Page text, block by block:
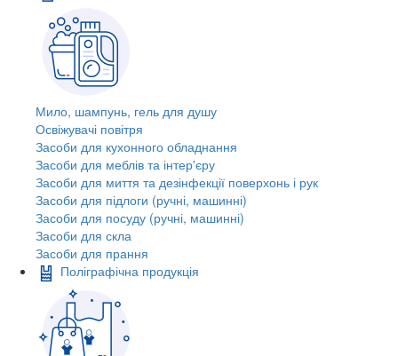
Мило, шампунь, гель для душу
Освіжувачі повітря
Засоби для кухонного обладнання
Засоби для меблів та інтер'єру
Засоби для миття та дезінфекції поверхонь і рук
Засоби для підлоги (ручні, машинні)
Засоби для посуду (ручні, машинні)
Засоби для скла
Засоби для прання
Поліграфічна продукція